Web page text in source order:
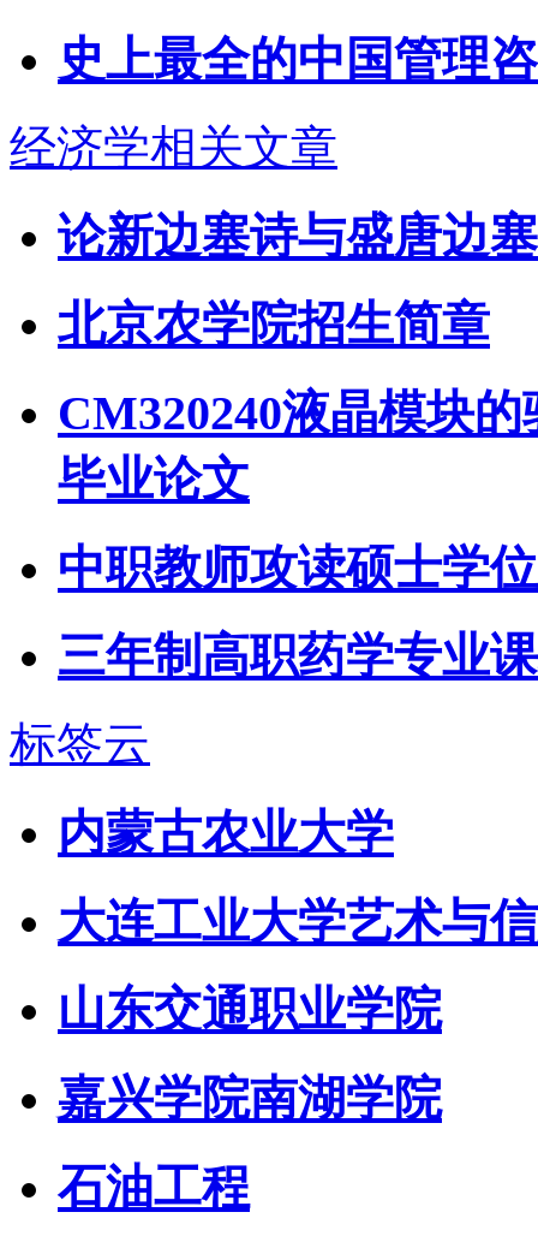
史上最全的中国管理
经济学相关文章
论新边塞诗与盛唐边
北京农学院招生简章
CM320240液晶模块
毕业论文
中职教师攻读硕士学
三年制高职药学专业
标签云
内蒙古农业大学
大连工业大学艺术与
山东交通职业学院
嘉兴学院南湖学院
石油工程